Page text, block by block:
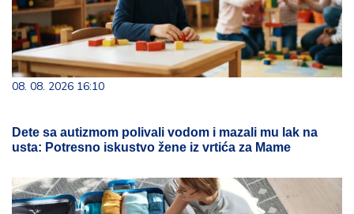
08. 08. 2026 16:10
Dete sa autizmom polivali vodom i mazali mu lak na
usta: Potresno iskustvo žene iz vrtića za Mame